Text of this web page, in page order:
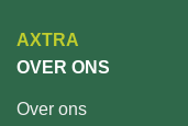
AXTRA
OVER ONS
Over ons